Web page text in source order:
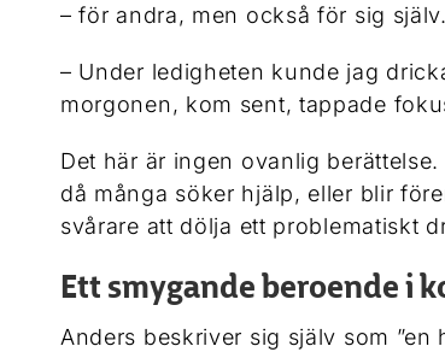
– för andra, men också för sig själv.
– Under ledigheten kunde jag
morgonen, kom sent, tappade
Det här är ingen ovanlig
då många söker hjälp, eller blir
svårare att dölja ett problematiskt
Ett smygande beroende i
Anders beskriver sig själv som